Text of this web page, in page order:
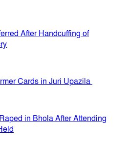
After Handcuffing of
Cards in Juri Upazila
in Bhola After Attending